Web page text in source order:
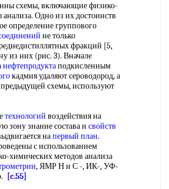
схемы, включающие физико-
Одно из их достоинств
определение группового
не только
фракций [5,
из них (рис. 3). Вначале
нефтепродуктаподкисленным
кадмия удаляют сероводород, а
предыдущей схемы, используют
технологий воздействия на
зону знание состава и свойств
напервый план.
с использованием
химических методов анализа
, ЯМР Н и С -, ИК-, УФ-
[c.55]